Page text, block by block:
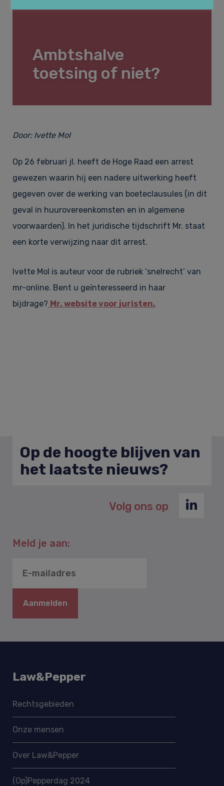
Financieel recht & Insolventierecht
Bouwrecht & Vastgoed
Onze kernwaarden
Tarieven
Klachtenregeling
Nieuws
Contact
Ambtshalve
toetsing of niet?
Door: Ivette Mol
Op 26 februari jl. heeft de Hoge Raad een arrest
gewezen waarin hij een nadere uitwerking heeft
gegeven over de werking van boeteclausules (in dit
geval in huurovereenkomsten en in algemene
voorwaarden). In het juridische tijdschrift Mr. staat
een korte verwijzing naar dit arrest.
Ivette Mol is auteur voor de rubriek ‘snelrecht’ van
mr-online. Bent u geïnteresseerd in haar
bijdrage? Mr. website voor juristen.
Op de hoogte blijven van
het laatste nieuws?
Volg ons op
Meld je aan:
Aanmelden
Law&Pepper
Rechtsgebieden
Onze mensen
Over Law&Pepper
(Op)Pepperdag 2024